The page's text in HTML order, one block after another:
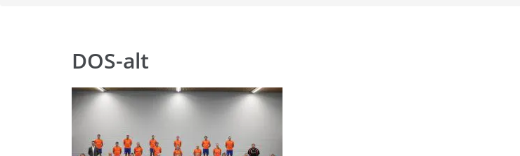
DOS-alt